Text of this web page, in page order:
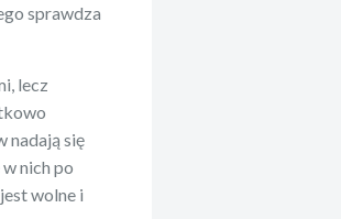
sprawdza
lecz
nadają się
nich po
wolne i